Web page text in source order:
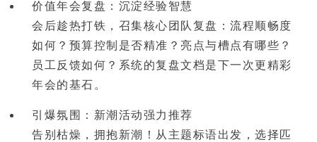
价值年会复盘：沉淀经验智慧
会后趁热打铁，召集核心团队复盘：流程顺畅度
如何？预算控制是否精准？亮点与槽点有哪些？
员工反馈如何？ 系统的复盘文档是下一次更精彩
年会的基石。
引爆氛围：新潮活动强力推荐
告别枯燥，拥抱新潮！从主题标语出发，选择匹